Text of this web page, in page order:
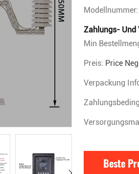
Modellnummer:
Zahlungs- Und
Min
Preis: Price
Verpackung
Beste